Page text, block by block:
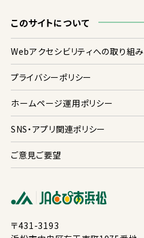
〒431-3193
このサイトについて
Webアクセシビリティへの取り組み
プライバシーポリシー
ホームページ運用ポリシー
SNS・アプリ関連ポリシー
ご意見ご要望